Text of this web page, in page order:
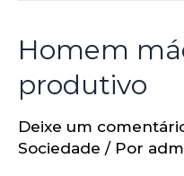
Homem
produtivo
Deixe um
Sociedade / Por